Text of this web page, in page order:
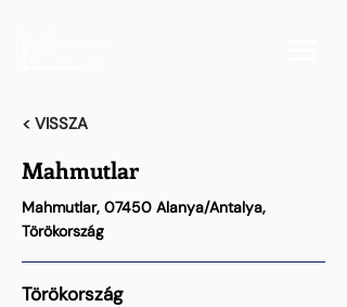
< VISSZA
Mahmutlar
Mahmutlar, 07450 Alanya/Antalya,
Törökország
Törökország